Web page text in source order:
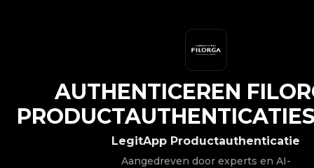
LegitApp Productauthenticatie
Aangedreven door experts en AI-
AUTHENTICEREN